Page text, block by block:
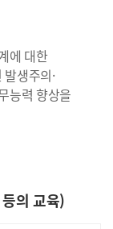
에 대한
생주의·
능력 향상을
의 교육)